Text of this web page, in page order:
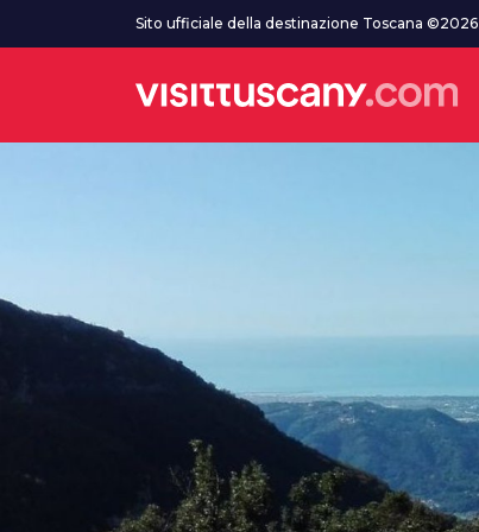
Vai al contenuto principaleSito ufficiale della destinazione Toscana ©2026